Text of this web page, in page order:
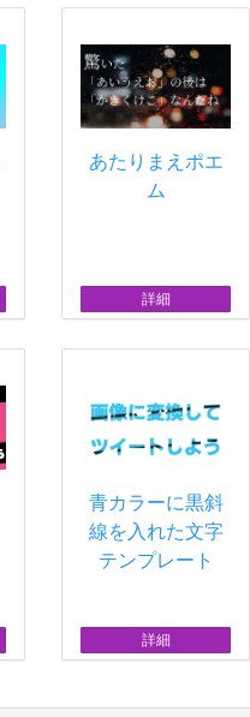
あたりまえポエ
ム
詳細
青カラーに黒斜
線を入れた文字
テンプレート
詳細